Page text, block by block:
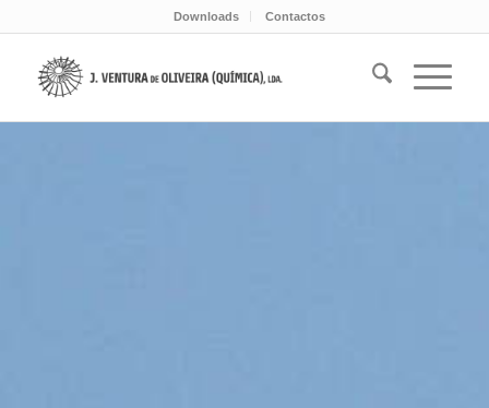
Downloads Contactos